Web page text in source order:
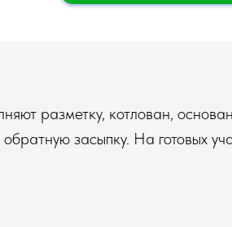
разметку, котлован,
засыпку. На готовых